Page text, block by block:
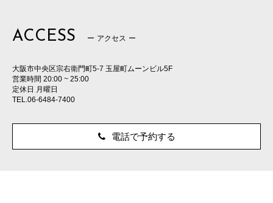
ACCESS アクセス
大阪市中央区宗右衛門町5-7 玉屋町ムーンビル5F
営業時間 20:00 ~ 25:00
定休日 月曜日
TEL.06-6484-7400
電話で予約する